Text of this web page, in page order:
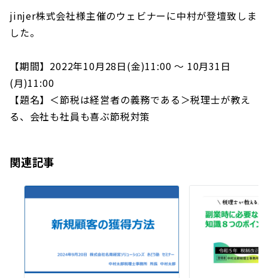
jinjer株式会社様主催のウェビナーに中村が登壇致しま
した。
【期間】2022年10月28日(金)11:00 〜 10月31日
(月)11:00
【題名】＜節税は経営者の義務である＞税理士が教え
る、会社も社員も喜ぶ節税対策
関連記事